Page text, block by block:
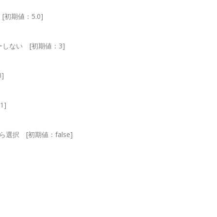
初期値：5.0]
しない [初期値：3]
選択 [初期値：false]